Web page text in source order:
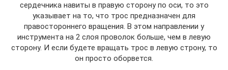
сердечника навиты в правую сторону по оси, то это
указывает на то, что трос предназначен для
правостороннего вращения. В этом направлении у
инструмента на 2 слоя проволок больше, чем в левую
сторону. И если будете вращать трос в левую строну, то
он просто оборвется.